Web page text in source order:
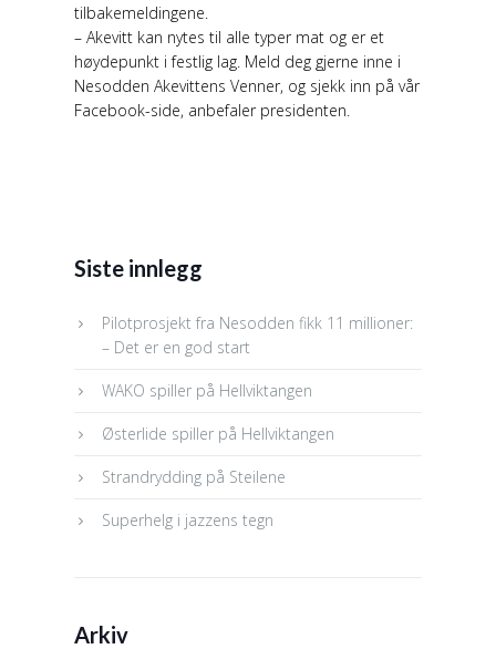
tilbakemeldingene.
– Akevitt kan nytes til alle typer mat og er et
høydepunkt i festlig lag. Meld deg gjerne inne i
Nesodden Akevittens Venner, og sjekk inn på vår
Facebook-side, anbefaler presidenten.
Siste innlegg
Pilotprosjekt fra Nesodden fikk 11 millioner:
– Det er en god start
WAKO spiller på Hellviktangen
Østerlide spiller på Hellviktangen
Strandrydding på Steilene
Superhelg i jazzens tegn
Arkiv